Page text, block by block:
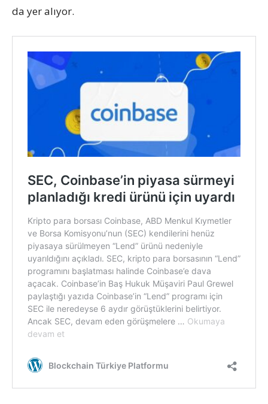
da yer alıyor.